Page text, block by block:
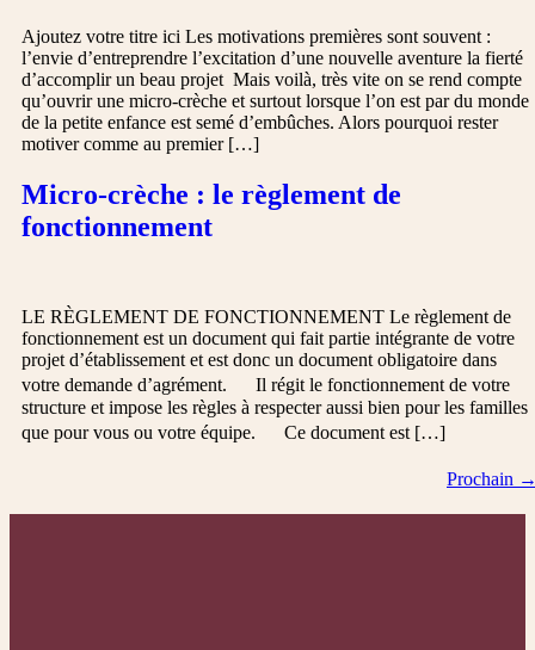
Ajoutez votre titre ici Les motivations premières sont souvent :
l’envie d’entreprendre l’excitation d’une nouvelle aventure la fierté
d’accomplir un beau projet Mais voilà, très vite on se rend compte
qu’ouvrir une micro-crèche et surtout lorsque l’on est par du monde
de la petite enfance est semé d’embûches. Alors pourquoi rester
motiver comme au premier […]
Micro-crèche : le règlement de
fonctionnement
LE RÈGLEMENT DE FONCTIONNEMENT Le règlement de
fonctionnement est un document qui fait partie intégrante de votre
projet d’établissement et est donc un document obligatoire dans
votre demande d’agrément. Il régit le fonctionnement de votre
structure et impose les règles à respecter aussi bien pour les familles
que pour vous ou votre équipe. Ce document est […]
Prochain